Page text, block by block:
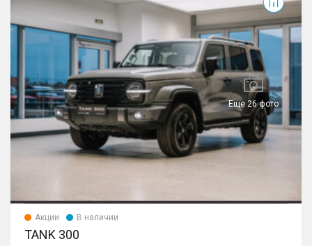
Еще 26 фото
Акции В наличии
TANK 300